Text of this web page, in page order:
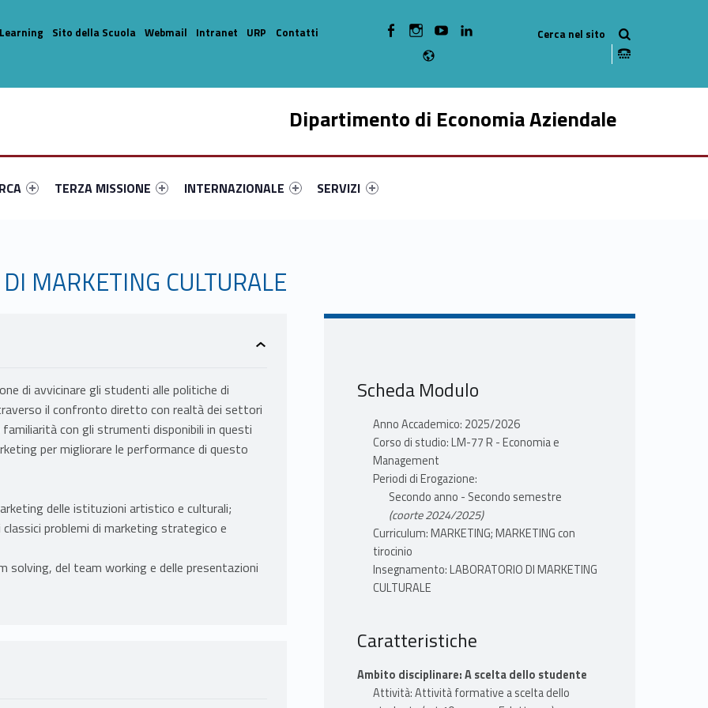
Dipartimento di Economia Aziendale
primary-14681-14
#link-menu-primary-1720-33
Link identifier #link-menu-primary-92238-44
TERZA MISSIONE
Link identifier #link-menu-primary-22320-49
INTERNAZIONALE
Link identifier #link-menu-primary-40107-59
SERVIZI
Sito della Scuola Webmail Intranet URP
Contatti
WebMan on Facebook
WebMan on Instagram
WebMan on Youtube
MARKETING CULTURALE
di avvicinare gli studenti alle politiche di
il confronto diretto con realtà dei settori
con gli strumenti disponibili in questi
per migliorare le performance di questo
delle istituzioni artistico e culturali;
problemi di marketing strategico e
solving, del team working e delle presentazioni
Scheda Modulo
Anno Accademico: 2025/2026
Corso di studio: LM-77 R - Economia e
Management
Periodi di Erogazione:
Secondo anno - Secondo semestre
(coorte 2024/2025)
Curriculum: MARKETING; MARKETING con
tirocinio
Insegnamento: LABORATORIO DI MARKETING
CULTURALE
Caratteristiche
Ambito disciplinare: A scelta dello studente
Attività: Attività formative a scelta dello